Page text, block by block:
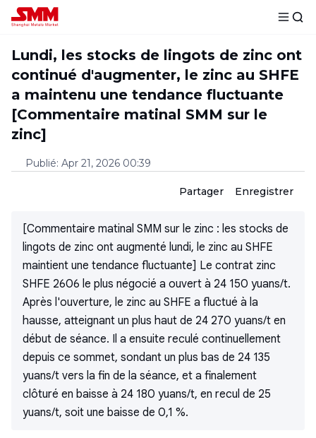
Lundi, les stocks de lingots de zinc ont
continué d'augmenter, le zinc au SHFE
a maintenu une tendance fluctuante
[Commentaire matinal SMM sur le
zinc]
Publié: Apr 21, 2026 00:39
Partager Enregistrer
[Commentaire matinal SMM sur le zinc : les stocks de
lingots de zinc ont augmenté lundi, le zinc au SHFE
maintient une tendance fluctuante] Le contrat zinc
SHFE 2606 le plus négocié a ouvert à 24 150 yuans/t.
Après l'ouverture, le zinc au SHFE a fluctué à la
hausse, atteignant un plus haut de 24 270 yuans/t en
début de séance. Il a ensuite reculé continuellement
depuis ce sommet, sondant un plus bas de 24 135
yuans/t vers la fin de la séance, et a finalement
clôturé en baisse à 24 180 yuans/t, en recul de 25
yuans/t, soit une baisse de 0,1 %.